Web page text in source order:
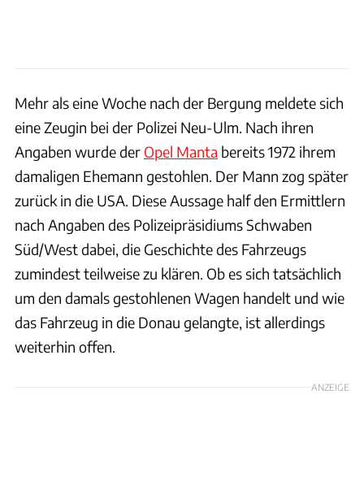
Mehr als eine Woche nach der Bergung meldete sich
eine Zeugin bei der Polizei Neu-Ulm. Nach ihren
Angaben wurde der Opel Manta bereits 1972 ihrem
damaligen Ehemann gestohlen. Der Mann zog später
zurück in die USA. Diese Aussage half den Ermittlern
nach Angaben des Polizeipräsidiums Schwaben
Süd/West dabei, die Geschichte des Fahrzeugs
zumindest teilweise zu klären. Ob es sich tatsächlich
um den damals gestohlenen Wagen handelt und wie
das Fahrzeug in die Donau gelangte, ist allerdings
weiterhin offen.
ANZEIGE